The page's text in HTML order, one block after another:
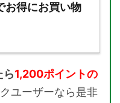
お得にお買い物
ら1,200ポイントの
ユーザーなら是非